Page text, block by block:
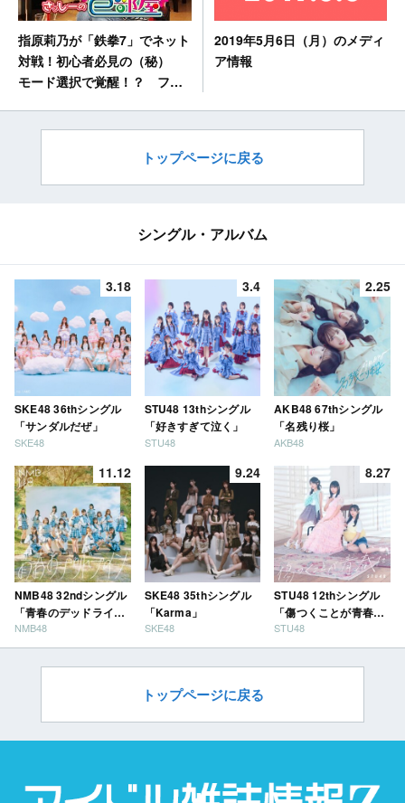
指原莉乃が「鉄拳7」でネット
対戦！初心者必見の（秘）
モード選択で覚醒！？ フジ
2019年5月6日（月）のメディ
ア情報
トップページに戻る
シングル・アルバム
3.18
SKE48 36thシングル
「サンダルだぜ」
SKE48
3.4
STU48 13thシングル
「好きすぎて泣く」
STU48
2.25
AKB48 67thシングル
「名残り桜」
AKB48
11.12
NMB48 32ndシングル
「青春のデッドライ
ン」
NMB48
9.24
SKE48 35thシングル
「Karma」
SKE48
8.27
STU48 12thシングル
「傷つくことが青春
だ」
STU48
トップページに戻る